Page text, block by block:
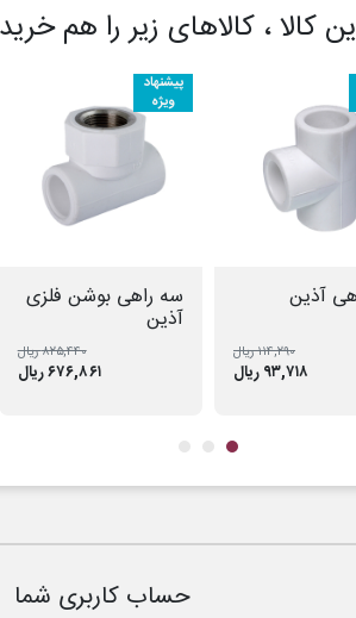
کالا ، کالاهای زیر را هم
آذین
۱۱۴,۲۹۰ ریال
۹۳,۷۱۸ ریال
پیشنهاد
ویژه
سه راهی بوشن فلزی
آذین
۸۲۵,۴۴۰ ریال
۶۷۶,۸۶۱ ریال
حساب کاربری شما